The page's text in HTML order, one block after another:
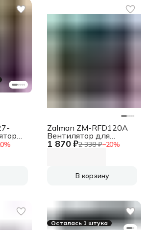
% 1 870 ₽2 338 ₽−20%
Zalman ZM-RFD120A
Вентилятор для
корпуса черный, 120
В корзину
Осталась 1 штука